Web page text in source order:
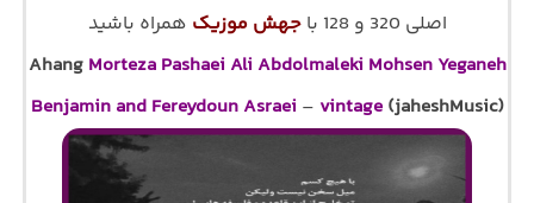
اصلی 320 و 128 با
جهش موزیک همراه باشید
Ahang Morteza Pashaei Ali Abdolmaleki Mohsen Yeganeh
Benjamin and Fereydoun Asraei – vintage(jaheshMusic)